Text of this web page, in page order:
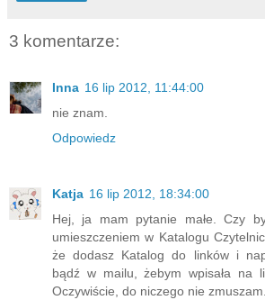
3 komentarze:
Inna 16 lip 2012, 11:44:00
nie znam.
Odpowiedz
Katja 16 lip 2012, 18:34:00
Hej, ja mam pytanie małe. Czy
umieszczeniem w Katalogu
że dodasz Katalog do linków i
bądź w mailu, żebym wpisała na
Oczywiście, do niczego nie zmuszam.